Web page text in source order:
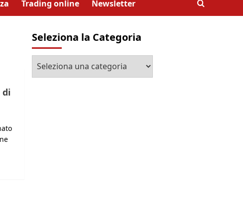
Trading online Newsletter
di
Seleziona la Categoria
Seleziona
la